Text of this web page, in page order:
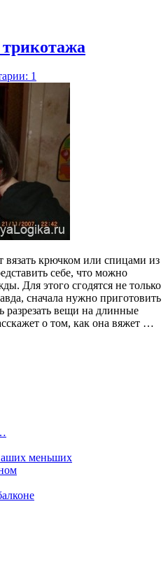
1
крючком или спицами из
себе, что можно
Для этого сгодятся не только
сначала нужно приготовить
разрезать вещи на длинные
о том, как она вяжет …
меньших